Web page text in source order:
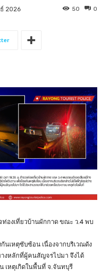
2026 0
50
ท่องเที่ยวบ้านผักกาด ขณะ ว.4 พบ
กันเหตุซับซ้อน เนื่องจากบริเวณดัง
างหลักที่ผู้คนสัญจรไปมา จึงได้
เหตุเกิดในพื้นที่ จ.จันทบุรี